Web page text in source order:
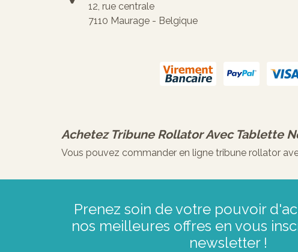
12, rue centrale
7110 Maurage - Belgique
Achetez Tribune Rollator Avec Tablette
Vous pouvez commander en ligne tribune rollator
Prenez soin de votre pouvoir
nos meilleures offres en vous
newsletter !